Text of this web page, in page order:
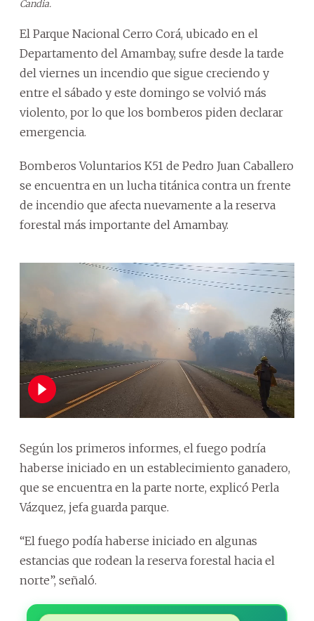
Candia.
El Parque Nacional Cerro Corá, ubicado en el
Departamento del Amambay, sufre desde la tarde
del viernes un incendio que sigue creciendo y
entre el sábado y este domingo se volvió más
violento, por lo que los bomberos piden declarar
emergencia.
Bomberos Voluntarios K51 de Pedro Juan Caballero
se encuentra en un lucha titánica contra un frente
de incendio que afecta nuevamente a la reserva
forestal más importante del Amambay.
Según los primeros informes, el fuego podría
haberse iniciado en un establecimiento ganadero,
que se encuentra en la parte norte, explicó Perla
Vázquez, jefa guarda parque.
“El fuego podía haberse iniciado en algunas
estancias que rodean la reserva forestal hacia el
norte”, señaló.